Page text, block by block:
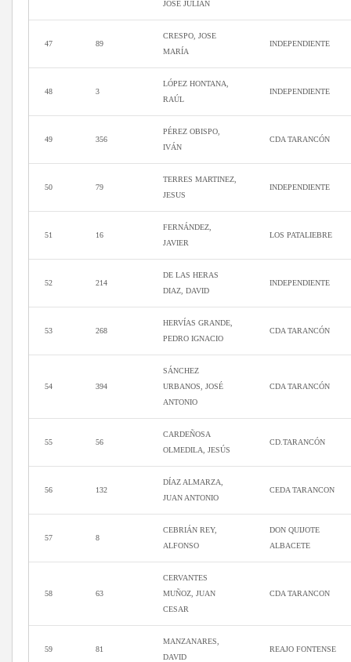
JOSE JULIAN
47 89
CRESPO, JOSE
MARÍA
INDEPENDIENTE
48 3
LÓPEZ HONTANA,
RAÚL
INDEPENDIENTE
49 356
PÉREZ OBISPO,
IVÁN
CDA TARANCÓN
50 79
TERRES MARTINEZ,
JESUS
INDEPENDIENTE
51 16
FERNÁNDEZ,
JAVIER
LOS PATALIEBRE
52 214
DE LAS HERAS
DIAZ, DAVID
INDEPENDIENTE
53 268
HERVÍAS GRANDE,
PEDRO IGNACIO
CDA TARANCÓN
54 394
SÁNCHEZ
URBANOS, JOSÉ
ANTONIO
CDA TARANCÓN
55 56
CARDEÑOSA
OLMEDILA, JESÚS
CD.TARANCÓN
56 132
DÍAZ ALMARZA,
JUAN ANTONIO
CEDA TARANCON
57 8
CEBRIÁN REY,
ALFONSO
DON QUIJOTE
ALBACETE
58 63
CERVANTES
MUÑOZ, JUAN
CESAR
CDA TARANCON
59 81
MANZANARES,
DAVID
REAJO FONTENSE